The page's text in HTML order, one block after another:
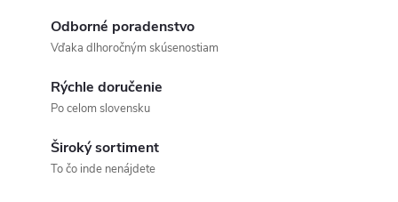
Odborné poradenstvo
Vďaka dlhoročným skúsenostiam
Rýchle doručenie
Po celom slovensku
Široký sortiment
To čo inde nenájdete